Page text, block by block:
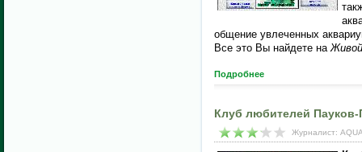
общение увлеченных
Все это Вы найдете на
Подробнее
Клуб любителей
Журналист: